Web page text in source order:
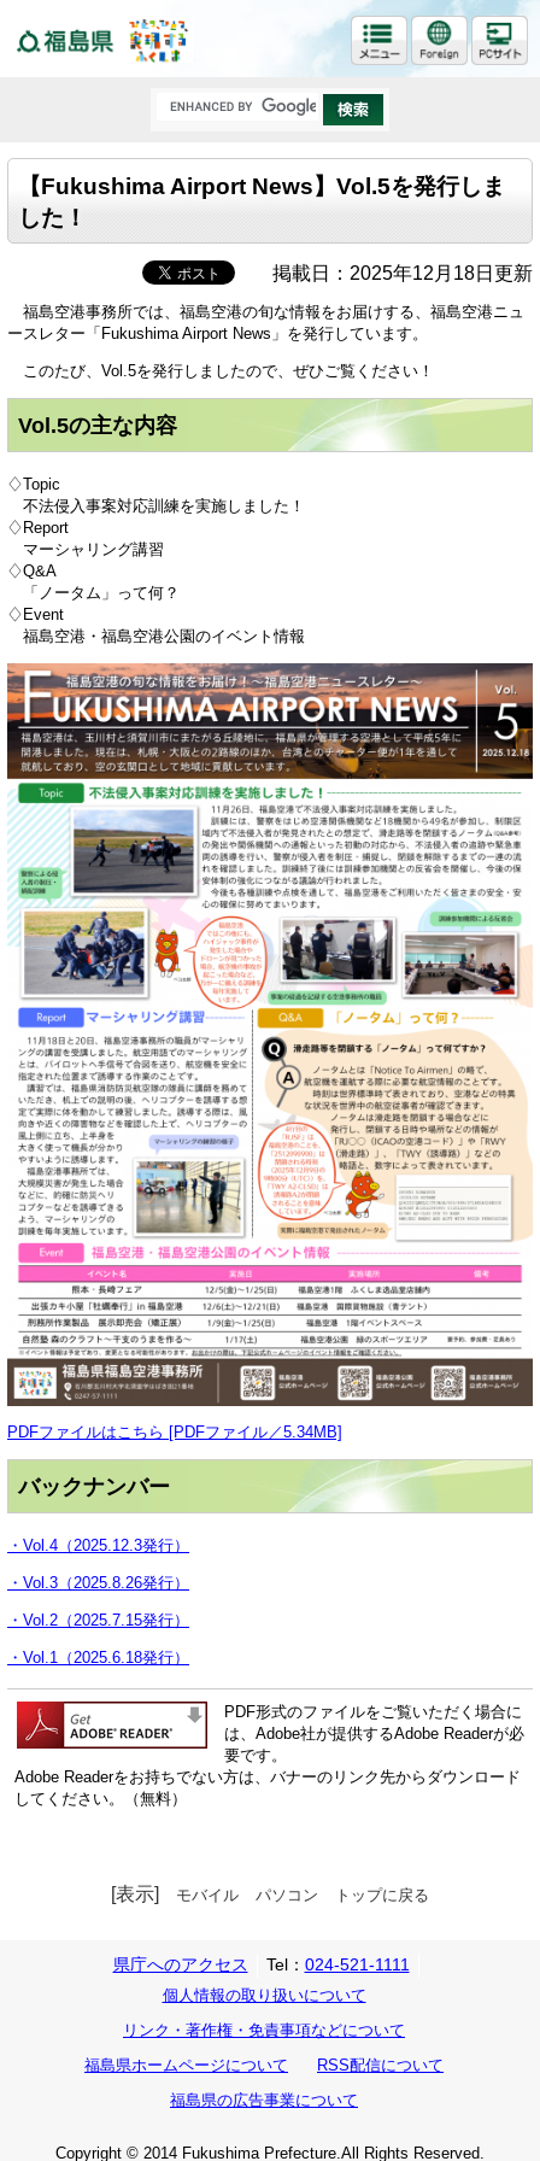
【Fukushima Airport News】Vol.5を発行しま
した！
掲載日：2025年12月18日更新
福島空港事務所では、福島空港の旬な情報をお届けする、福島空港ニュ
ースレター「Fukushima Airport News」を発行しています。
このたび、Vol.5を発行しましたので、ぜひご覧ください！
Vol.5の主な内容
♢Topic
不法侵入事案対応訓練を実施しました！
♢Report
マーシャリング講習
♢Q&A
「ノータム」って何？
♢Event
福島空港・福島空港公園のイベント情報
PDFファイルはこちら [PDFファイル／5.34MB]
バックナンバー
・Vol.4（2025.12.3発行）
・Vol.3（2025.8.26発行）
・Vol.2（2025.7.15発行）
・Vol.1（2025.6.18発行）
PDF形式のファイルをご覧いただく場合に
は、Adobe社が提供するAdobe Readerが必
要です。
Adobe Readerをお持ちでない方は、バナーのリンク先からダウンロード
してください。（無料）
[表示] モバイル パソコン トップに戻る
県庁へのアクセス Tel： 024-521-1111
個人情報の取り扱いについて
リンク・著作権・免責事項などについて
福島県ホームページについて
RSS配信について
福島県の広告事業について
Copyright © 2014 Fukushima Prefecture.All Rights Reserved.